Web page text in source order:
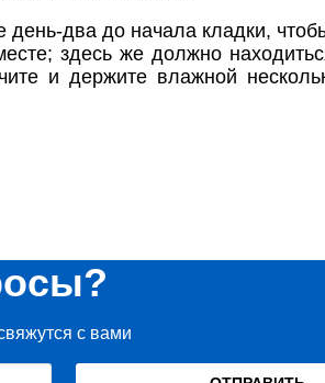
два до начала кладки,
здесь же должно
и держите влажной
с вами